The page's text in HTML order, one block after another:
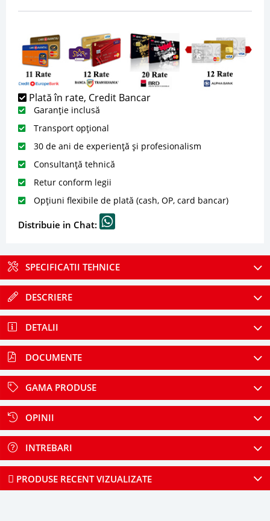
Plată în rate, Credit Bancar
Garanție inclusă
Transport opțional
30 de ani de experiență și profesionalism
Consultanță tehnică
Retur conform legii
Opțiuni flexibile de plată (cash, OP, card bancar)
Distribuie in Chat:
SPECIFICATII TEHNICE
DESCRIERE
DETALII
DOCUMENTE
GAMA PRODUSE
OPINII
INTREBARI
PRODUSE RECENT VIZUALIZATE